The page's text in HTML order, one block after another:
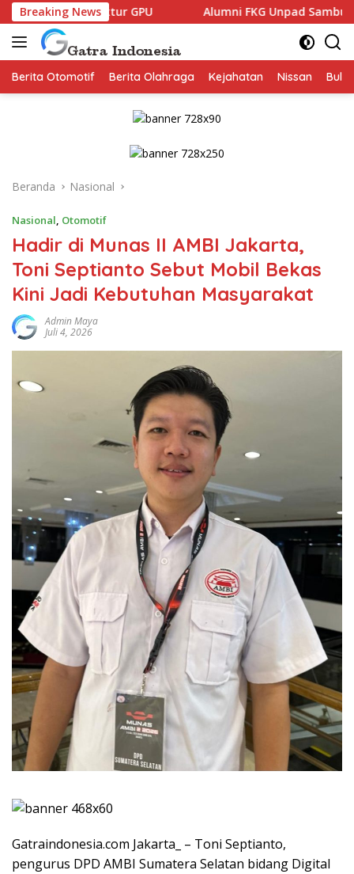
Langsung
ke
konten
Breaking News
GPU Alumni FKG Unpad Sambut Positif Family
Berita Otomotif Berita Olahraga Kejahatan Nissan
Beranda Nasional
Nasional Otomotif
Hadir di Munas II AMBI Jakarta,
Toni Septianto Sebut Mobil Bekas
Kini Jadi Kebutuhan Masyarakat
Admin Maya
Juli 4, 2026
Gatraindonesia.com Jakarta_ – Toni Septianto,
pengurus DPD AMBI Sumatera Selatan bidang Digital